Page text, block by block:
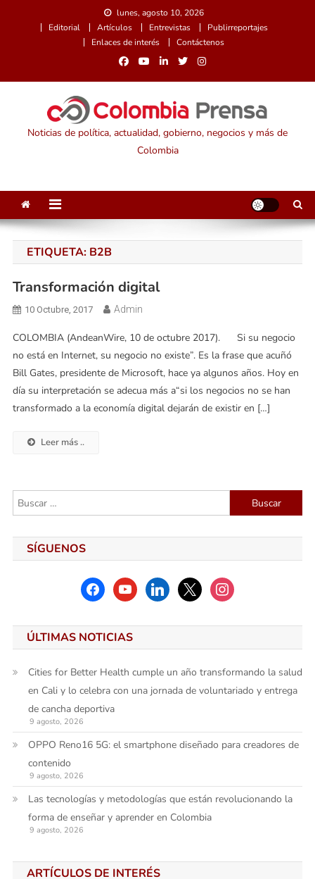
lunes, agosto 10, 2026
Editorial
Artículos Entrevistas
Publirreportajes
Enlaces de interés
Contáctenos
Noticias de política, actualidad, gobierno, negocios y más de
Colombia
ETIQUETA: B2B
Transformación digital
10 Octubre, 2017 Admin
COLOMBIA (AndeanWire, 10 de octubre 2017). Si su negocio
no está en Internet, su negocio no existe”. Es la frase que acuñó
Bill Gates, presidente de Microsoft, hace ya algunos años. Hoy en
día su interpretación se adecua más a“si los negocios no se han
transformado a la economía digital dejarán de existir en […]
Leer más ..
Buscar:
SÍGUENOS
facebookyoutubelinkedinx instagram
ÚLTIMAS NOTICIAS
Cities for Better Health cumple un año transformando la salud
en Cali y lo celebra con una jornada de voluntariado y entrega
de cancha deportiva
9 agosto, 2026
OPPO Reno16 5G: el smartphone diseñado para creadores de
contenido
9 agosto, 2026
Las tecnologías y metodologías que están revolucionando la
forma de enseñar y aprender en Colombia
9 agosto, 2026
ARTÍCULOS DE INTERÉS